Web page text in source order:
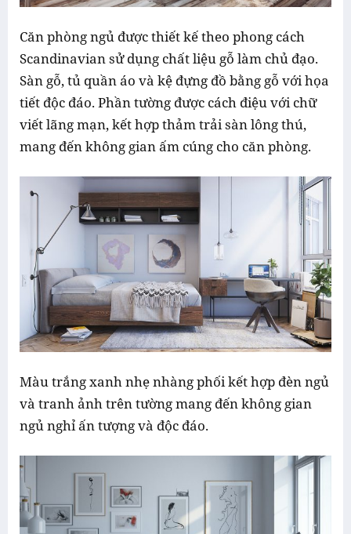
Căn phòng ngủ được thiết kế theo phong cách
Scandinavian sử dụng chất liệu gỗ làm chủ đạo.
Sàn gỗ, tủ quần áo và kệ đựng đồ bằng gỗ với họa
tiết độc đáo. Phần tường được cách điệu với chữ
viết lãng mạn, kết hợp thảm trải sàn lông thú,
mang đến không gian ấm cúng cho căn phòng.
Màu trắng xanh nhẹ nhàng phối kết hợp đèn ngủ
và tranh ảnh trên tường mang đến không gian
ngủ nghỉ ấn tượng và độc đáo.